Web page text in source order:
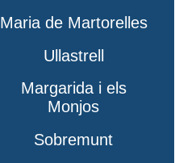
Maria de Martorelles
Ullastrell
Margarida i els
Monjos
Sobremunt